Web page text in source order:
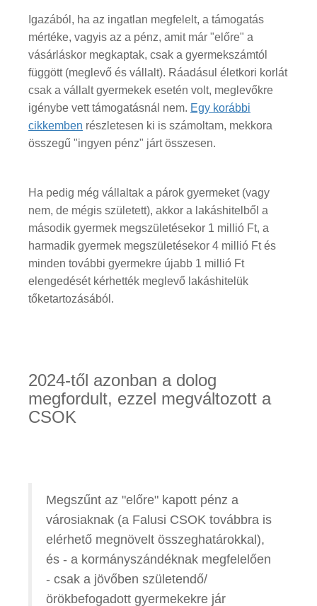
Igazából, ha az ingatlan megfelelt, a támogatás
mértéke, vagyis az a pénz, amit már "előre" a
vásárláskor megkaptak, csak a gyermekszámtól
függött (meglevő és vállalt). Ráadásul életkori korlát
csak a vállalt gyermekek esetén volt, meglevőkre
igénybe vett támogatásnál nem. Egy korábbi
cikkemben részletesen ki is számoltam, mekkora
összegű "ingyen pénz" járt összesen.
Ha pedig még vállaltak a párok gyermeket (vagy
nem, de mégis született), akkor a lakáshitelből a
második gyermek megszületésekor 1 millió Ft, a
harmadik gyermek megszületésekor 4 millió Ft és
minden további gyermekre újabb 1 millió Ft
elengedését kérhették meglevő lakáshitelük
tőketartozásából.
2024-től azonban a dolog
megfordult, ezzel megváltozott a
CSOK
Megszűnt az "előre" kapott pénz a
városiaknak (a Falusi CSOK továbbra is
elérhető megnövelt összeghatárokkal),
és - a kormányszándéknak megfelelően
- csak a jövőben születendő/
örökbefogadott gyermekekre jár